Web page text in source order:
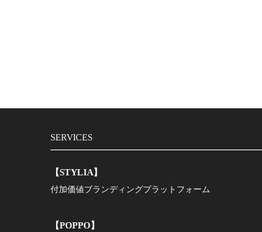
SERVICES
【STYLIA】
付加価値ブランディングプラットフォーム
【POPPO】